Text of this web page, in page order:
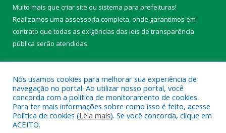
Muito mais que criar site ou sistema para prefeituras!
Realizamos uma assessoria completa, onde garantimos em
contrato que todas as exigências das leis de transparência
pública serão atendidas.
Todos os direitos reservados a Câmara Municipal de Belterra.
Nós usamos cookies para melhorar sua experiência de
navegação no portal. Ao utilizar nosso portal, você
concorda com a política de monitoramento de cookies.
Para ter mais informações sobre como isso é feito, acesse
Política de cookies (Leia mais). Se você concorda, clique em
ACEITO.